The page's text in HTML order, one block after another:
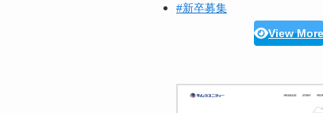
#新卒募集
View More